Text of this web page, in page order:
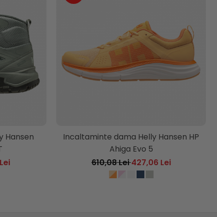
Hansen
Incaltaminte dama Helly Hansen HP
Ahiga Evo 5
610,08 Lei427,06 Lei